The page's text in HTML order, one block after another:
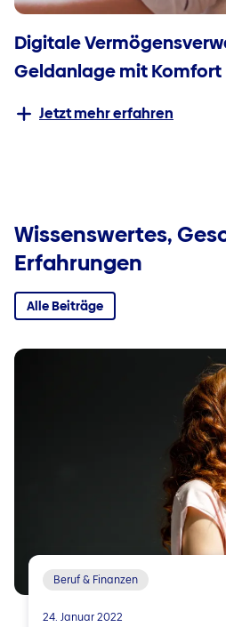
Digitale
Geldanlage mit Komfort
Jetzt mehr erfahren
Wissenswertes,
Erfahrungen
Alle Beiträge
Beruf & Finanzen
24. Januar 2022